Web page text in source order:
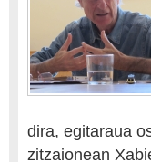
dira, egitaraua
zitzaionean